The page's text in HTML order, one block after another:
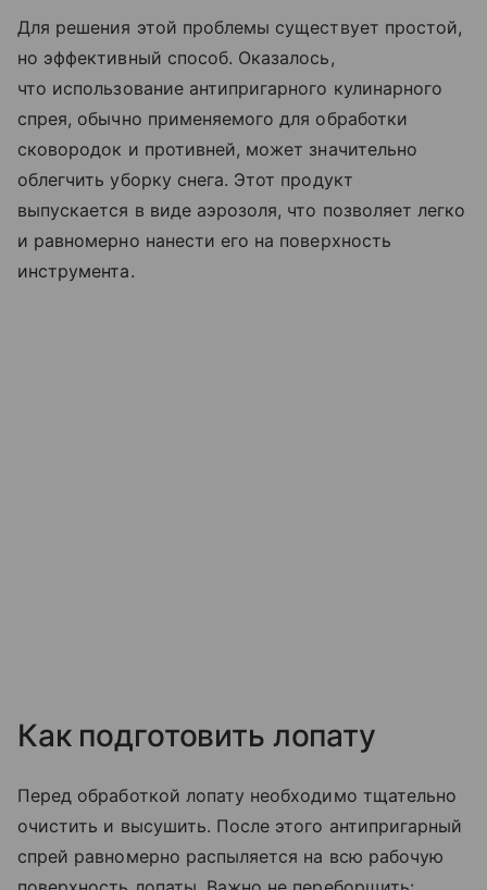
Для решения этой проблемы существует простой,
но эффективный способ. Оказалось,
что использование антипригарного кулинарного
спрея, обычно применяемого для обработки
сковородок и противней, может значительно
облегчить уборку снега. Этот продукт
выпускается в виде аэрозоля, что позволяет легко
и равномерно нанести его на поверхность
инструмента.
Как подготовить лопату
Перед обработкой лопату необходимо тщательно
очистить и высушить. После этого антипригарный
спрей равномерно распыляется на всю рабочую